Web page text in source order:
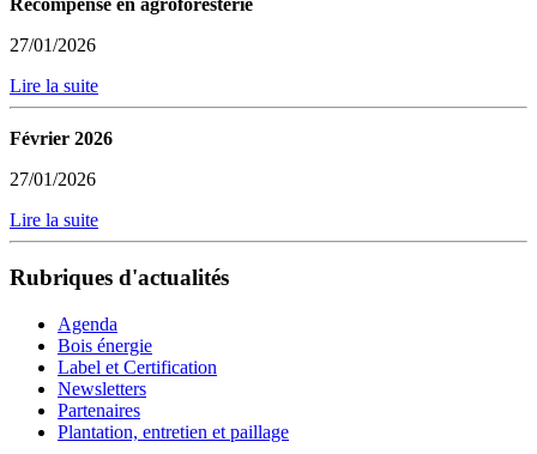
27/01/2026
Lire la suite
Février 2026
27/01/2026
Lire la suite
Rubriques d'actualités
Agenda
Bois énergie
Label et Certification
Newsletters
Partenaires
Plantation, entretien et paillage